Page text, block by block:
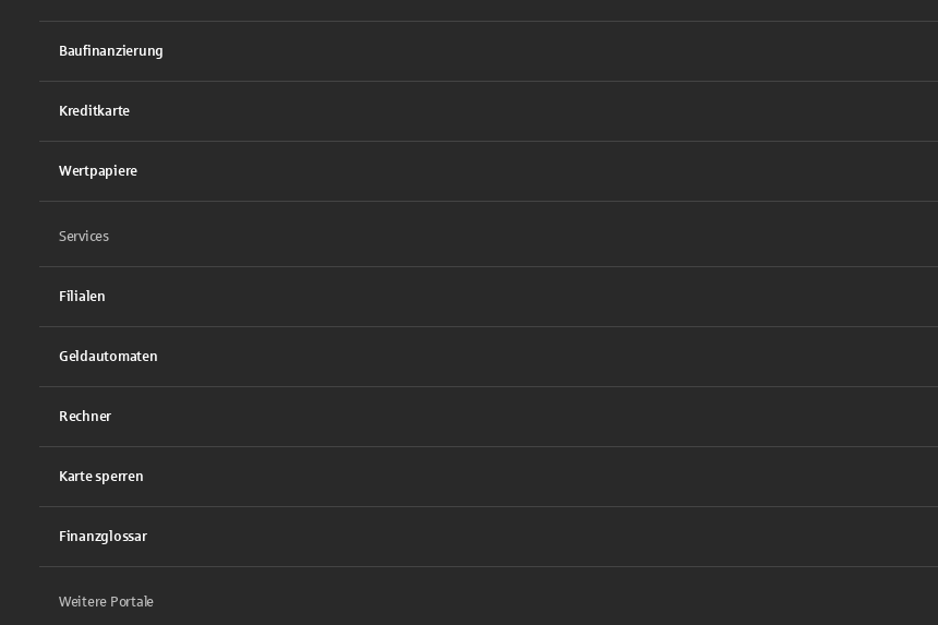
Baufinanzierung
Kreditkarte
Wertpapiere
Services
Filialen
Geldautomaten
Rechner
Karte sperren
Finanzglossar
Weitere Portale